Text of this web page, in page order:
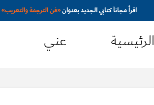
اقرأ مجاناً كتابي الجديد بعنوان«فن الترجمة والتعريب»
الرئيسية عني